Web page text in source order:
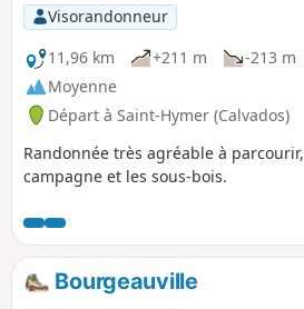
Visorandonneur
11,96 km
+211 m -213 m
Moyenne
Départ à Saint-Hymer (Calvados)
Randonnée très agréable à
campagne et les sous-bois.
Bourgeauville